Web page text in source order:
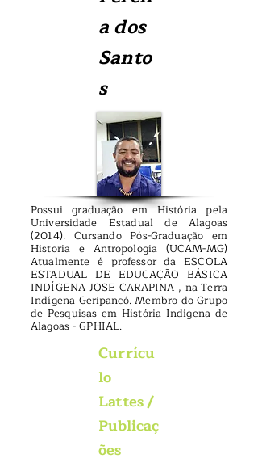
a dos
Santo
s
Possui graduação em História pela
Universidade Estadual de Alagoas
(2014). Cursando Pós-Graduação em
Historia e Antropologia (UCAM-MG)
Atualmente é professor da ESCOLA
ESTADUAL DE EDUCAÇÃO BÁSICA
INDÍGENA JOSE CARAPINA , na Terra
Indígena Geripancó. Membro do Grupo
de Pesquisas em História Indígena de
Alagoas - GPHIAL.
Currícu
lo
Lattes/
Publicaç
ões